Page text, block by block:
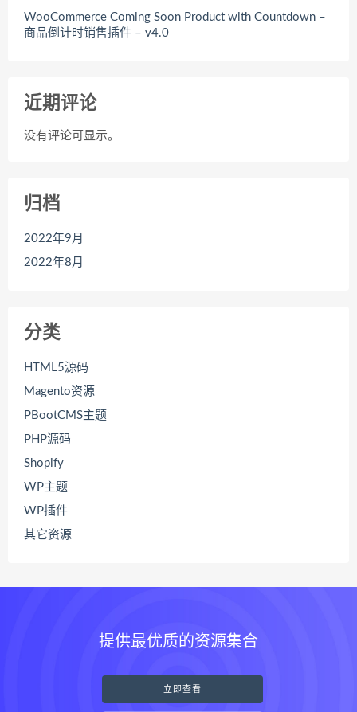
WooCommerce Coming Soon Product with Countdown –
商品倒计时销售插件 – v4.0
近期评论
没有评论可显示。
归档
2022年9月
2022年8月
分类
HTML5源码
Magento资源
PBootCMS主题
PHP源码
Shopify
WP主题
WP插件
其它资源
提供最优质的资源集合
立即查看